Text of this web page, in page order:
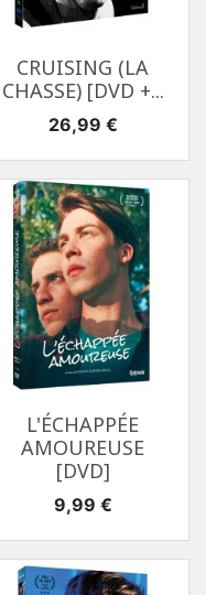
CRUISING (LA
CHASSE) [DVD +...
Prix
26,99 €
L'ÉCHAPPÉE
AMOUREUSE
[DVD]
Prix
9,99 €